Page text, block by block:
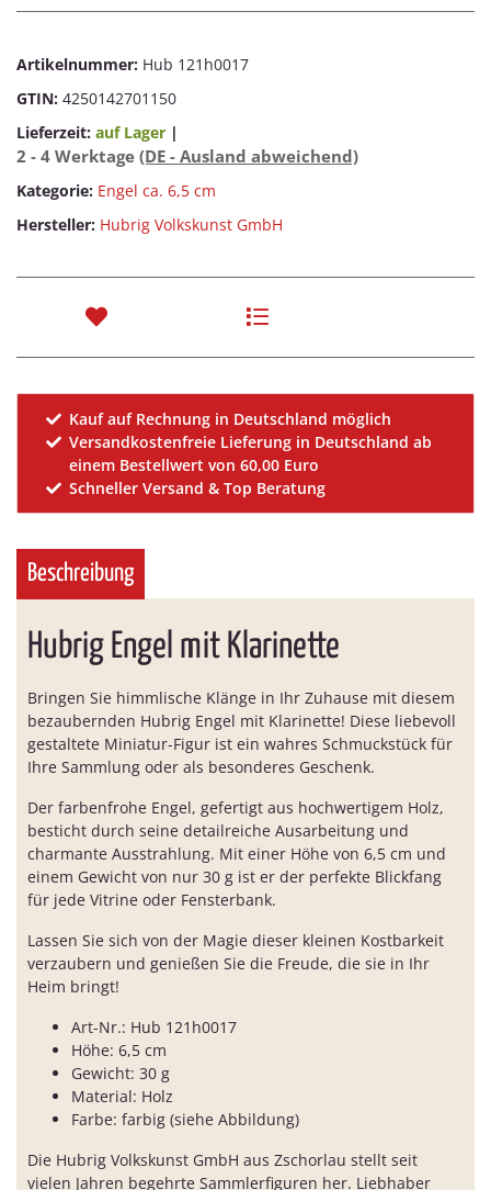
Artikelnummer: Hub 121h0017
GTIN: 4250142701150
Lieferzeit: auf Lager |
2 - 4 Werktage (DE - Ausland abweichend)
Kategorie: Engel ca. 6,5 cm
Hersteller: Hubrig Volkskunst GmbH
Kauf auf Rechnung in Deutschland möglich
Versandkostenfreie Lieferung in Deutschland ab
einem Bestellwert von 60,00 Euro
Schneller Versand & Top Beratung
Beschreibung
Hubrig Engel mit Klarinette
Bringen Sie himmlische Klänge in Ihr Zuhause mit diesem
bezaubernden Hubrig Engel mit Klarinette! Diese liebevoll
gestaltete Miniatur-Figur ist ein wahres Schmuckstück für
Ihre Sammlung oder als besonderes Geschenk.
Der farbenfrohe Engel, gefertigt aus hochwertigem Holz,
besticht durch seine detailreiche Ausarbeitung und
charmante Ausstrahlung. Mit einer Höhe von 6,5 cm und
einem Gewicht von nur 30 g ist er der perfekte Blickfang
für jede Vitrine oder Fensterbank.
Lassen Sie sich von der Magie dieser kleinen Kostbarkeit
verzaubern und genießen Sie die Freude, die sie in Ihr
Heim bringt!
Art-Nr.: Hub 121h0017
Höhe: 6,5 cm
Gewicht: 30 g
Material: Holz
Farbe: farbig (siehe Abbildung)
Die Hubrig Volkskunst GmbH aus Zschorlau stellt seit
vielen Jahren begehrte Sammlerfiguren her. Liebhaber